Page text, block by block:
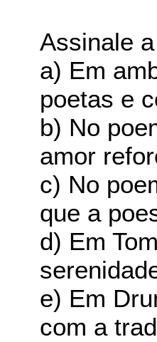
Assinale
a) Em
poetas e
b) No
amor
c) No
que a
d) Em
e) Em
com a